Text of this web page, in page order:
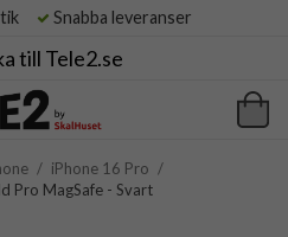
Snabba leveranser
till Tele2.se
/ iPhone 16 Pro /
Pro MagSafe - Svart